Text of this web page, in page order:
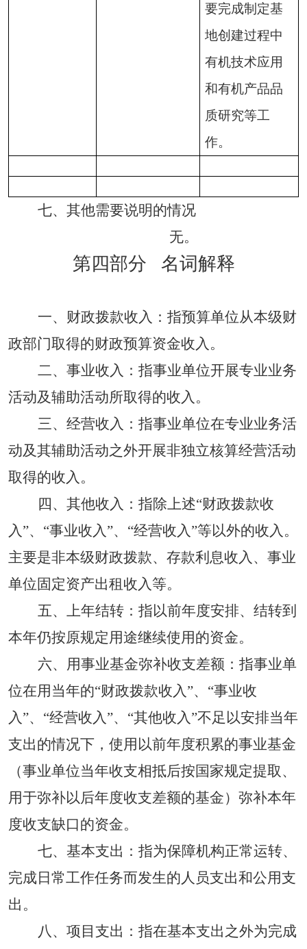
要完成制定基
地创建过程中
有机技术应用
和有机产品品
质研究等工
作。
七、 其他需要说明的情况
无。
第四部分 名词解释
一、财政拨款收入： 指预算单位从本级财
政部门取得的财政预算资金收入。
二、事业收入： 指事业单位开展专业业务
活动及辅助活动所取得的收入。
三、经营收入： 指事业单位在专业业务活
动及其辅助活动之外开展非独立核算经营活动
取得的收入。
四、 其他收入： 指除上述“财政拨款收
入”、“事业收入”、“经营收入”等以外的收入。
主要是非本级财政拨款、存款利息收入、事业
单位固定资产出租收入等。
五、上年结转： 指以前年度安排、结转到
本年仍按原规定用途继续使用的资金。
六、用事业基金弥补收支差额： 指事业单
位在用当年的“财政拨款收入”、“事业收
入”、“经营收入”、“其他收入”不足以安排当年
支出的情况下，使用以前年度积累的事业基金
（事业单位当年收支相抵后按国家规定提取、
用于弥补以后年度收支差额的基金）弥补本年
度收支缺口的资金。
七、 基本支出 ： 指为保障机构正常运转、
完成日常工作任务而发生的人员支出和公用支
出 。
八、 项目支出： 指在基本支出之外为完成